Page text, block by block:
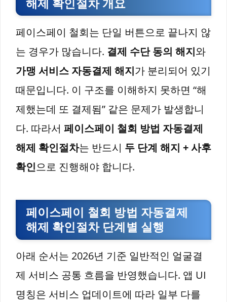
페이스페이 철회는 단일 버튼으로 끝나지 않
는 경우가 많습니다. 결제 수단 동의 해지와
가맹 서비스 자동결제 해지가 분리되어 있기
때문입니다. 이 구조를 이해하지 못하면 “해
제했는데 또 결제됨” 같은 문제가 발생합니
다. 따라서 페이스페이 철회 방법 자동결제
해제 확인절차는 반드시 두 단계 해지 + 사후
확인으로 진행해야 합니다.
페이스페이 철회 방법 자동결제
해제 확인절차 단계별 실행
아래 순서는 2026년 기준 일반적인 얼굴결
제 서비스 공통 흐름을 반영했습니다. 앱 UI
명칭은 서비스 업데이트에 따라 일부 다를